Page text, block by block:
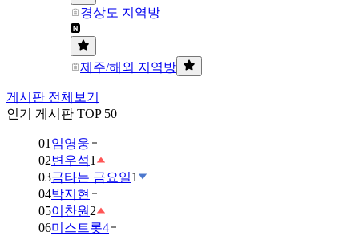
경상도 지역방
제주/해외 지역방
게시판 전체보기
인기 게시판 TOP 50
01 임영웅
02변우석1
03금타는 금요일1
04박지현
05이찬원 2
06미스트롯4